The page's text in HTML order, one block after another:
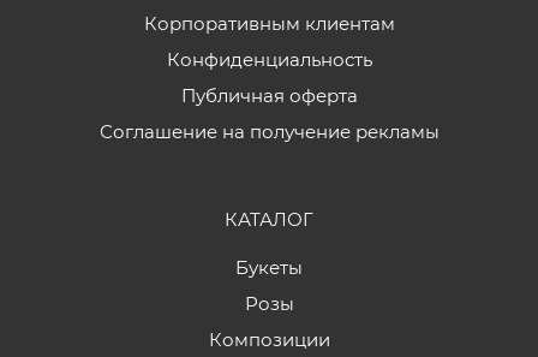
Корпоративным клиентам
Конфиденциальность
Публичная оферта
Соглашение на получение рекламы
КАТАЛОГ
Букеты
Розы
Композиции